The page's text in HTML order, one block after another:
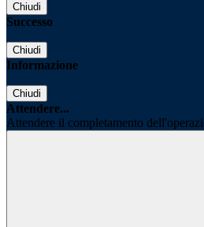
Chiudi
Successo
Chiudi
Informazione
Chiudi
Attendere...
Attendere il completamento